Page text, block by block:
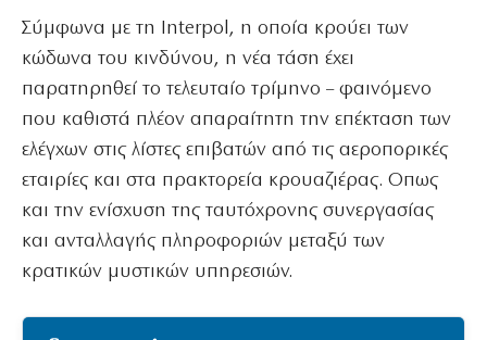
Σύμφωνα με τη Interpol, η οποία κρούει των
κώδωνα του κινδύνου, η νέα τάση έχει
παρατηρηθεί το τελευταίο τρίμηνο – φαινόμενο
που καθιστά πλέον απαραίτητη την επέκταση των
ελέγχων στις λίστες επιβατών από τις αεροπορικές
εταιρίες και στα πρακτορεία κρουαζιέρας. Οπως
και την ενίσχυση της ταυτόχρονης συνεργασίας
και ανταλλαγής πληροφοριών μεταξύ των
κρατικών μυστικών υπηρεσιών.